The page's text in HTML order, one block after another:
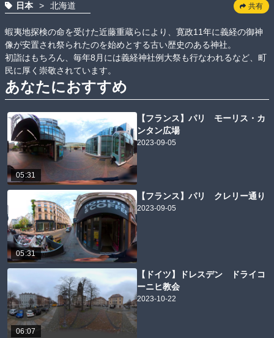
日本 > 北海道 共有
蝦夷地探検の命を受けた近藤重蔵らにより、寛政11年に義経の御神
像が安置され祭られたのを始めとする古い歴史のある神社。
初詣はもちろん、毎年8月には義経神社例大祭も行なわれるなど、町
民に厚く崇敬されています。
あなたにおすすめ
05:31
【フランス】パリ モーリス・カ
ンタン広場
2023-09-05
05:31
【フランス】パリ クレリー通り
2023-09-05
06:07
【ドイツ】ドレスデン ドライコ
ーニヒ教会
2023-10-22